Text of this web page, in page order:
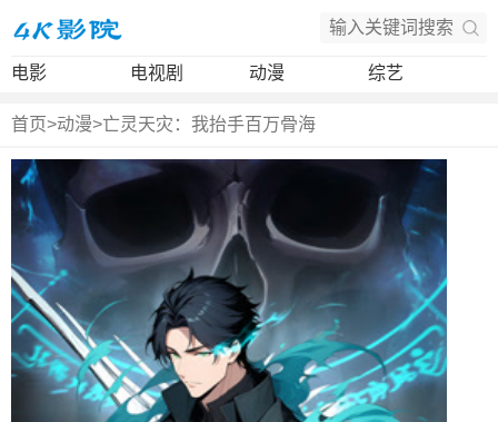
电影 电视剧 动漫 综艺
首页>动漫>亡灵天灾：我抬手百万骨海